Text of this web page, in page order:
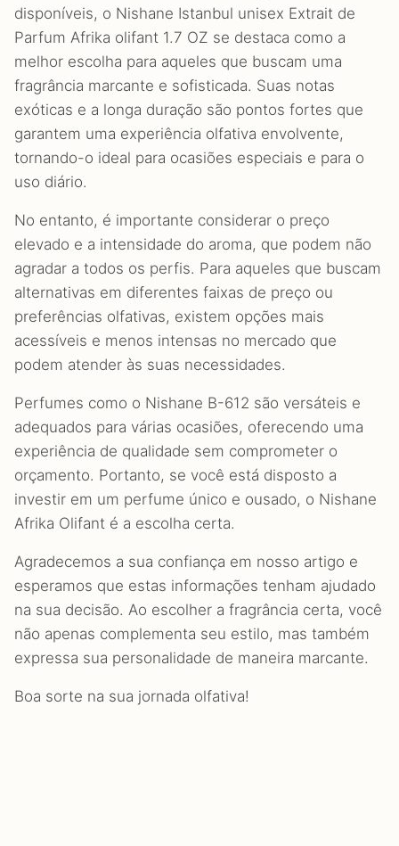
disponíveis, o Nishane Istanbul unisex Extrait de
Parfum Afrika olifant 1.7 OZ se destaca como a
melhor escolha para aqueles que buscam uma
fragrância marcante e sofisticada. Suas notas
exóticas e a longa duração são pontos fortes que
garantem uma experiência olfativa envolvente,
tornando-o ideal para ocasiões especiais e para o
uso diário.
No entanto, é importante considerar o preço
elevado e a intensidade do aroma, que podem não
agradar a todos os perfis. Para aqueles que buscam
alternativas em diferentes faixas de preço ou
preferências olfativas, existem opções mais
acessíveis e menos intensas no mercado que
podem atender às suas necessidades.
Perfumes como o Nishane B-612 são versáteis e
adequados para várias ocasiões, oferecendo uma
experiência de qualidade sem comprometer o
orçamento. Portanto, se você está disposto a
investir em um perfume único e ousado, o Nishane
Afrika Olifant é a escolha certa.
Agradecemos a sua confiança em nosso artigo e
esperamos que estas informações tenham ajudado
na sua decisão. Ao escolher a fragrância certa, você
não apenas complementa seu estilo, mas também
expressa sua personalidade de maneira marcante.
Boa sorte na sua jornada olfativa!